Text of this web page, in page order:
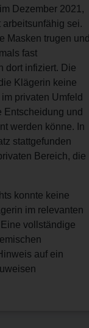
Dezember 2021,
sei.
Masken trugen und
fast
dort infiziert. Die
Klägerin keine
privaten Umfeld
und
werden könne. In
stattgefunden
Bereich, die
konnte keine
im relevanten
vollständige
auf ein